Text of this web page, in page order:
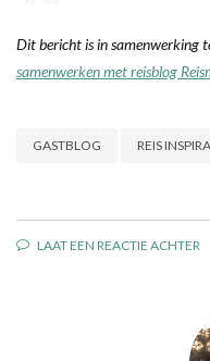
Dit bericht is in samenwerking
samenwerken met reisblog
GASTBLOG REIS
LAAT EEN REACTIE ACHTER